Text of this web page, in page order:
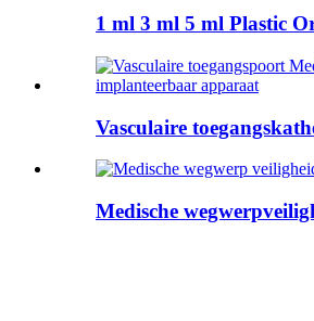
1 ml 3 ml 5 ml Plastic
Vasculaire
Medische